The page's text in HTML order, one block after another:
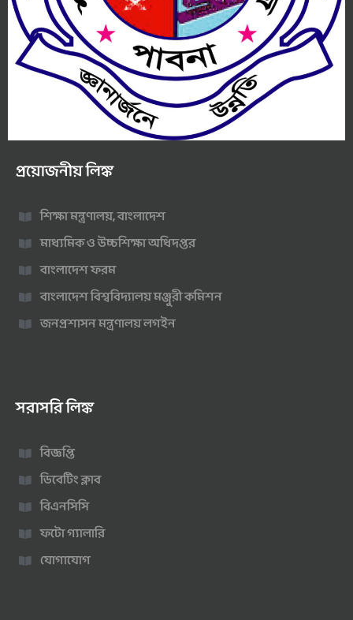
প্রয়োজনীয় লিঙ্ক
শিক্ষা মন্ত্রণালয়, বাংলাদেশ
মাধ্যমিক ও উচ্চশিক্ষা অধিদপ্তর
বাংলাদেশ ফরম
বাংলাদেশ বিশ্ববিদ্যালয় মঞ্জুরী কমিশন
জনপ্রশাসন মন্ত্রণালয় লগইন
সরাসরি লিঙ্ক
বিজ্ঞপ্তি
ডিবেটিং ক্লাব
বিএনসিসি
ফটো গ্যালারি
যোগাযোগ